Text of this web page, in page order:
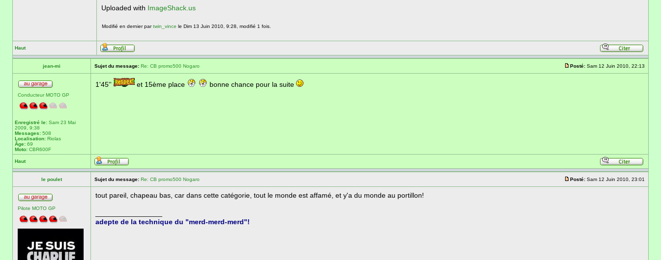
Uploaded with ImageShack.us
Modifié en dernier partwin_vince le Dim 13 Juin 2010, 9:28, modifié 1 fois.
Haut
jean-mi Sujet du message: Re: CB promo500 Nogaro Posté: Sam 12 Juin 2010, 22:13
Conducteur MOTO GP
Enregistré le: Sam 23 Mai
2009, 9:38
Messages: 508
Localisation: Riolas
Âge: 69
Moto: CBR600F
1'45'' et 15ème place bonne chance pour la suite
Haut
le poulet Sujet du message: Re: CB promo500 Nogaro Posté: Sam 12 Juin 2010, 23:01
Pilote MOTO GP
tout pareil, chapeau bas, car dans cette catégorie, tout le monde est affamé, et y'a du monde au portillon!
adepte de la technique du "merd-merd-merd"!